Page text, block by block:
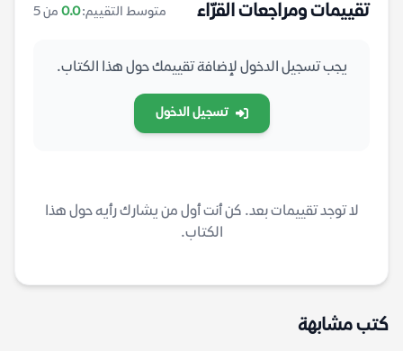
تقييمات ومراجعات القرّاء متوسط التقييم:0.0 من 5
يجب تسجيل الدخول لإضافة تقييمك حول هذا الكتاب.
تسجيل الدخول
لا توجد تقييمات بعد. كن أنت أول من يشارك رأيه حول هذا
الكتاب.
كتب مشابهة